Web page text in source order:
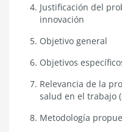
Justificación del
innovación
Objetivo general
Objetivos
Relevancia de la
salud en el trabajo
Metodología